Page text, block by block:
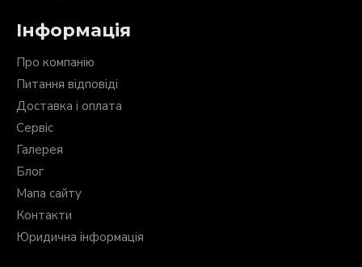
Інформація
Про компанію
Питання відповіді
Доставка і оплата
Сервіс
Галерея
Блог
Мапа сайту
Контакти
Юридична інформація